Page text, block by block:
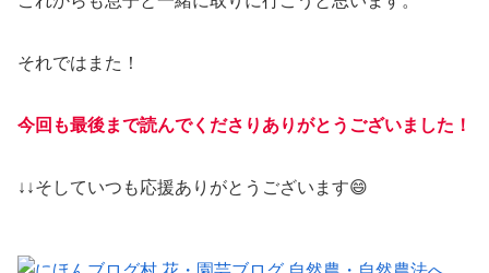
それではまた！
今回も最後まで読んでくださりありがとうございました！
↓↓そしていつも応援ありがとうございます😄